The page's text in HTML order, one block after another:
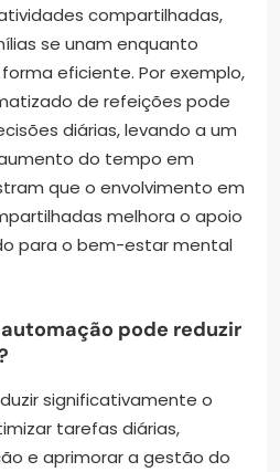
compartilhadas,
se unam enquanto
eficiente. Por exemplo,
de refeições pode
diárias, levando a um
do tempo em
que o envolvimento em
melhora o apoio
para o bem-estar mental
pode reduzir
significativamente o
tarefas diárias,
e aprimorar a gestão do